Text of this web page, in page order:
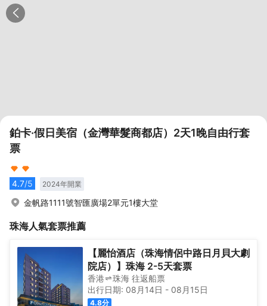
鉑卡·假日美宿（金灣華髮商都店）2天1晚自由行套
票
4.7/5 2024年開業
金帆路1111號智匯廣場2單元1樓大堂
珠海人氣套票推薦
【麗怡酒店（珠海情侶中路日月貝大劇
院店）】珠海 2-5天套票
香港 珠海 往返船票
出行日期: 08月14日 - 08月15日
4.8分